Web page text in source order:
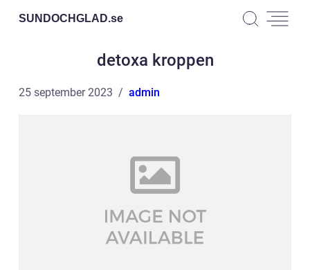
SUNDOCHGLAD.se
detoxa kroppen
25 september 2023 admin